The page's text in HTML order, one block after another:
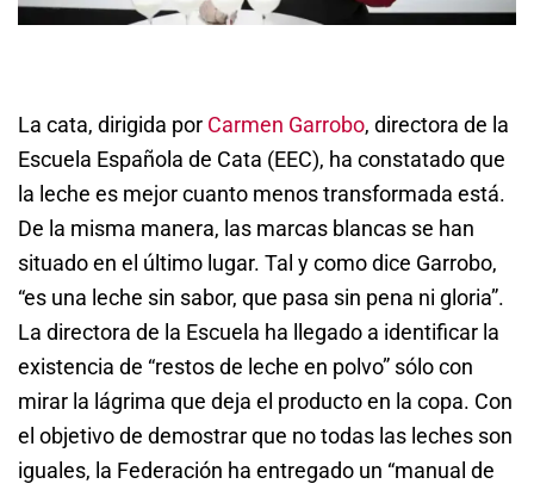
La cata, dirigida por Carmen Garrobo, directora de la
Escuela Española de Cata (EEC), ha constatado que
la leche es mejor cuanto menos transformada está.
De la misma manera, las marcas blancas se han
situado en el último lugar. Tal y como dice Garrobo,
“es una leche sin sabor, que pasa sin pena ni gloria”.
La directora de la Escuela ha llegado a identificar la
existencia de “restos de leche en polvo” sólo con
mirar la lágrima que deja el producto en la copa. Con
el objetivo de demostrar que no todas las leches son
iguales, la Federación ha entregado un “manual de